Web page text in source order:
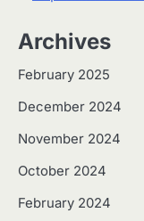
Archives
February 2025
December 2024
November 2024
October 2024
February 2024
2